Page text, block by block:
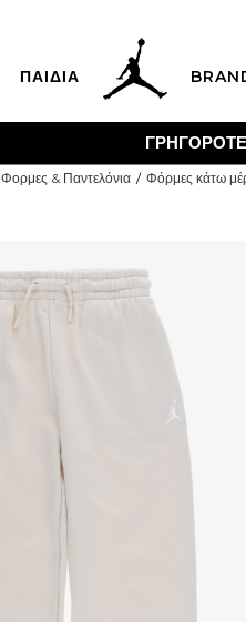
ΠΑΙΔΙΑ
Φορμες & Παντελόνια Φόρμες κάτω